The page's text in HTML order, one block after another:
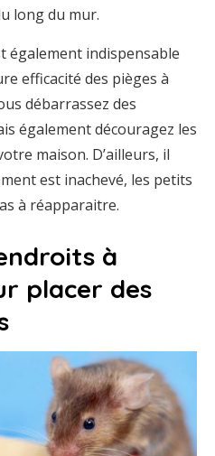
long du mur.
également indispensable
efficacité des pièges à
débarrassez des
également découragez les
maison. D’ailleurs, il
est inachevé, les petits
à réapparaitre.
à
placer des